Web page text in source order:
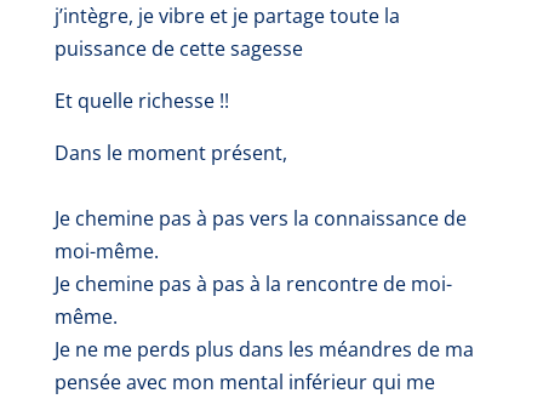
j’intègre, je vibre et je partage toute la
puissance de cette sagesse
Et quelle richesse !!
Dans le moment présent,
Je chemine pas à pas vers la connaissance de
moi-même.
Je chemine pas à pas à la rencontre de moi-
même.
Je ne me perds plus dans les méandres de ma
pensée avec mon mental inférieur qui me